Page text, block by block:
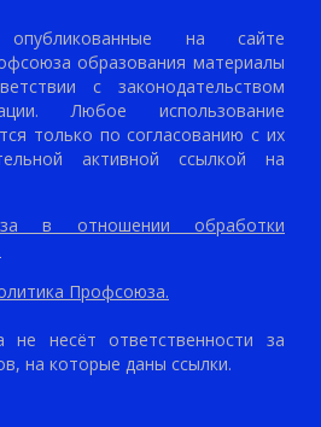
на сайте
образования материалы
с законодательством
Любое использование
только по согласованию с их
активной ссылкой на
в отношении обработки
Профсоюза.
не несёт ответственности за
на которые даны ссылки.